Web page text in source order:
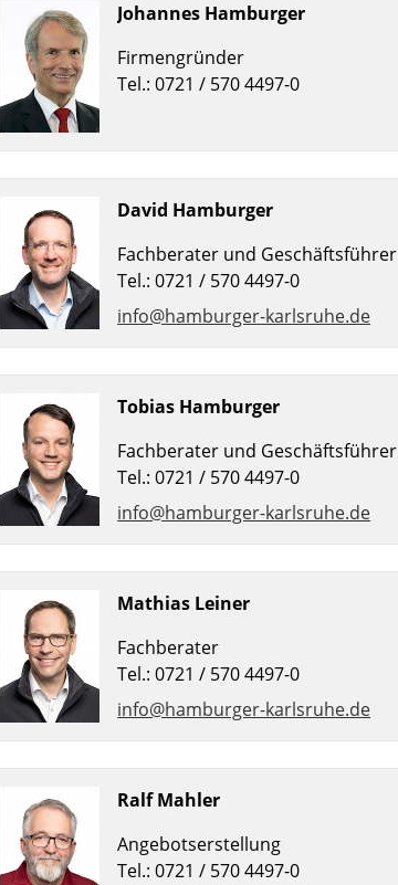
Johannes Hamburger
Firmengründer
Tel.: 0721 / 570 4497-0
David Hamburger
Fachberater und Geschäftsführer
Tel.: 0721 / 570 4497-0
info@hamburger-karlsruhe.de
Tobias Hamburger
Fachberater und Geschäftsführer
Tel.: 0721 / 570 4497-0
info@hamburger-karlsruhe.de
Mathias Leiner
Fachberater
Tel.: 0721 / 570 4497-0
info@hamburger-karlsruhe.de
Ralf Mahler
Angebotserstellung
Tel.: 0721 / 570 4497-0